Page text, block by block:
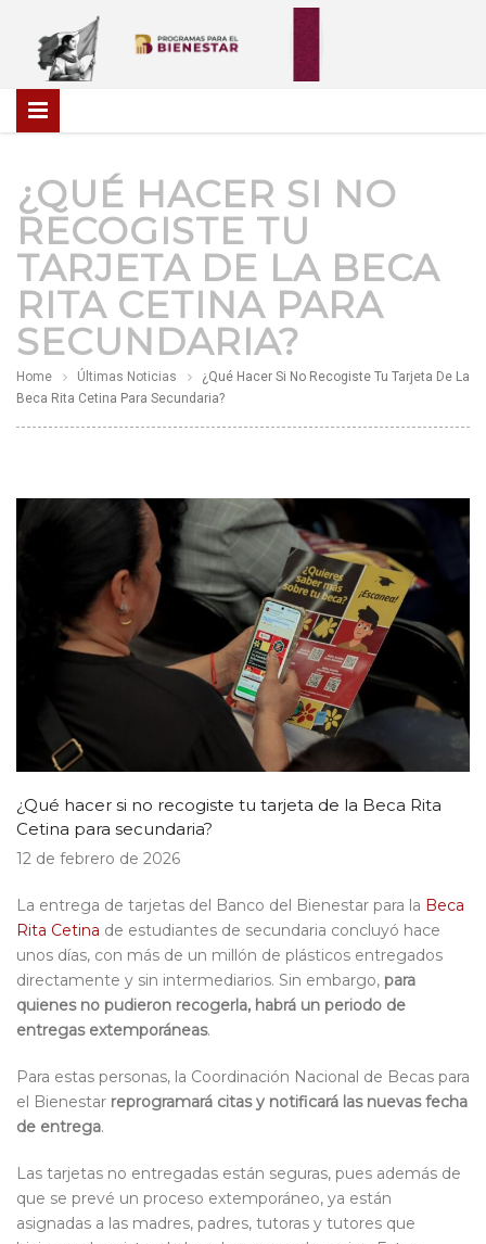
¿QUÉ HACER SI NO
RECOGISTE TU
TARJETA DE LA BECA
RITA CETINA PARA
SECUNDARIA?
Home Últimas Noticias
¿Qué Hacer Si No Recogiste Tu Tarjeta De La
Beca Rita Cetina Para Secundaria?
¿Qué hacer si no recogiste tu tarjeta de la Beca Rita
Cetina para secundaria?
12 de febrero de 2026
La entrega de tarjetas del Banco del Bienestar para la Beca
Rita Cetina de estudiantes de secundaria concluyó hace
unos días, con más de un millón de plásticos entregados
directamente y sin intermediarios. Sin embargo, para
quienes no pudieron recogerla, habrá un periodo de
entregas extemporáneas.
Para estas personas, la Coordinación Nacional de Becas para
el Bienestar reprogramará citas y notificará las nuevas fecha
de entrega.
Las tarjetas no entregadas están seguras, pues además de
que se prevé un proceso extemporáneo, ya están
asignadas a las madres, padres, tutoras y tutores que